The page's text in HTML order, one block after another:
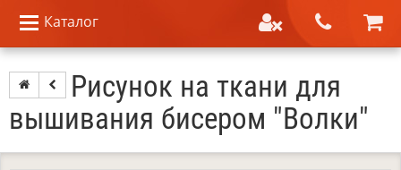
Каталог
Рисунок на ткани для
вышивания бисером "Волки"